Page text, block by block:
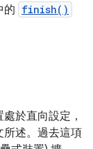
的 finish()
於直向設定，
所述。過去這項